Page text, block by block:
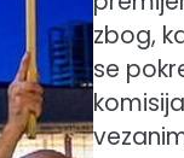
zbog,
se